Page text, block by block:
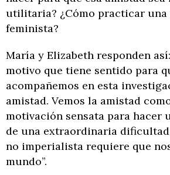
utilitaria? ¿Cómo practicar una
feminista?
María y Elizabeth responden
motivo que tiene sentido para
acompañemos en esta
amistad. Vemos la amistad
motivación sensata para hacer
de una extraordinaria
no imperialista requiere que
mundo”.